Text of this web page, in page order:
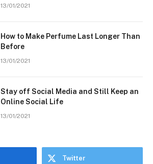
13/01/2021
How to Make Perfume Last Longer Than
Before
13/01/2021
Stay off Social Media and Still Keep an
Online Social Life
13/01/2021
Twitter